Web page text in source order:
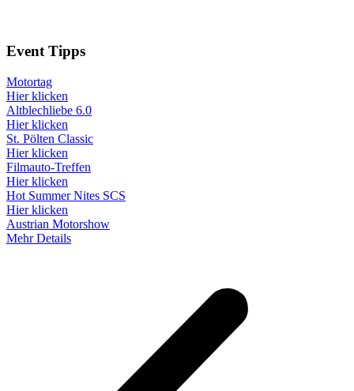
Event Tipps
Motortag
Hier klicken
Altblechliebe 6.0
Hier klicken
St. Pölten Classic
Hier klicken
Filmauto-Treffen
Hier klicken
Hot Summer Nites SCS
Hier klicken
Austrian Motorshow
Mehr Details